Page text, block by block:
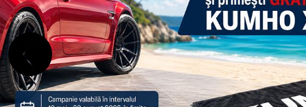
TESLA
TOGG
TOYOTA
TRAILER